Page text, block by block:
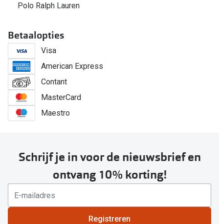
Polo Ralph Lauren
Betaalopties
Visa
American Express
Contant
MasterCard
Maestro
Schrijf je in voor de nieuwsbrief en
ontvang 10% korting!
Registreren